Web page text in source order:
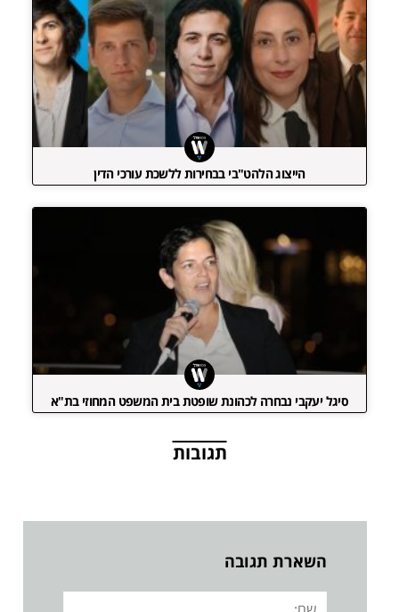
הייצוג הלהט"בי בבחירות ללשכת עורכי הדין
סיגל יעקבי נבחרה לכהונת שופטת בית המשפט המחוזי בת"א
תגובות
השארת תגובה
שם: